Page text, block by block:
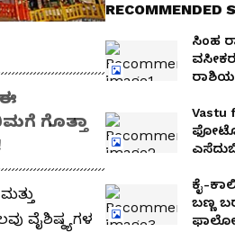
ಈ
ಗೊತ್ತಾ
ವೈಶಿಷ್ಠ್ಯಗಳ
RECOMMENDED
ಸಿಂಹ
Vastu
ಫೋಟೋ
ಕೈ-
ಬಣ್ಣ